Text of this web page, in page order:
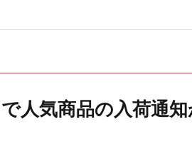
人気商品の入荷通